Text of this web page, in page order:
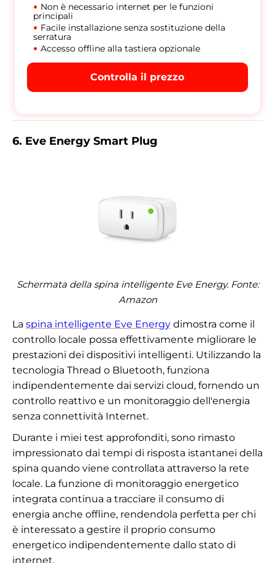
Non è necessario internet per le funzioni
principali
Facile installazione senza sostituzione della
serratura
Accesso offline alla tastiera opzionale
Controlla il prezzo
6. Eve Energy Smart Plug
Schermata della spina intelligente Eve Energy. Fonte:
Amazon
La spina intelligente Eve Energy dimostra come il
controllo locale possa effettivamente migliorare le
prestazioni dei dispositivi intelligenti. Utilizzando la
tecnologia Thread o Bluetooth, funziona
indipendentemente dai servizi cloud, fornendo un
controllo reattivo e un monitoraggio dell'energia
senza connettività Internet.
Durante i miei test approfonditi, sono rimasto
impressionato dai tempi di risposta istantanei della
spina quando viene controllata attraverso la rete
locale. La funzione di monitoraggio energetico
integrata continua a tracciare il consumo di
energia anche offline, rendendola perfetta per chi
è interessato a gestire il proprio consumo
energetico indipendentemente dallo stato di
internet.